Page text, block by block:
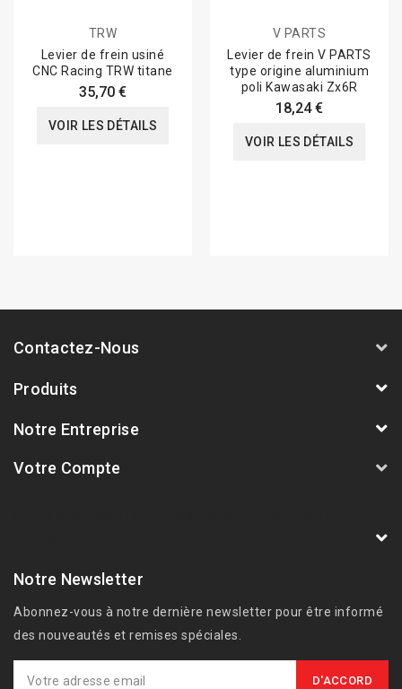
TRW
Levier de frein usiné
CNC Racing TRW titane
35,70 €
VOIR LES DÉTAILS
V PARTS
Levier de frein V PARTS
type origine aluminium
poli Kawasaki Zx6R
18,24 €
VOIR LES DÉTAILS
Contactez-Nous
Produits
Notre Entreprise
Votre Compte
Notre Newsletter
Abonnez-vous à notre dernière newsletter pour être informé
des nouveautés et remises spéciales.